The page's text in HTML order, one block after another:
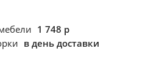
1 748 р
в день доставки